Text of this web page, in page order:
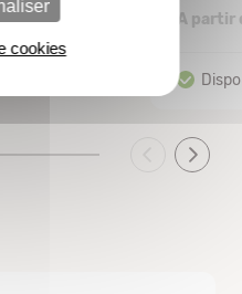
A partir
cookies